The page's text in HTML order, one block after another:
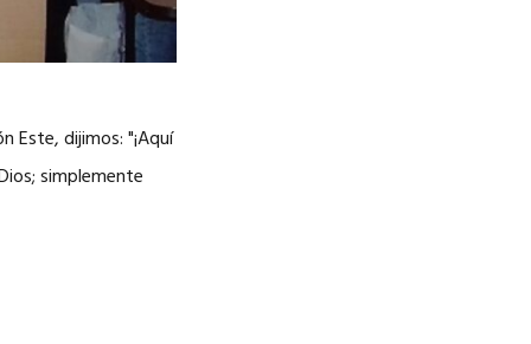
Este, dijimos: "¡Aquí
simplemente